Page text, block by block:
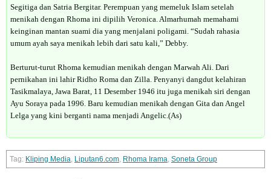
Segitiga dan Satria Bergitar. Perempuan yang memeluk Islam setelah
menikah dengan Rhoma ini dipilih Veronica. Almarhumah memahami
keinginan mantan suami dia yang menjalani poligami. “Sudah rahasia
umum ayah saya menikah lebih dari satu kali,” Debby.
Berturut-turut Rhoma kemudian menikah dengan Marwah Ali. Dari
pernikahan ini lahir Ridho Roma dan Zilla. Penyanyi dangdut kelahiran
Tasikmalaya, Jawa Barat, 11 Desember 1946 itu juga menikah siri dengan
Ayu Soraya pada 1996. Baru kemudian menikah dengan Gita dan Angel
Lelga yang kini berganti nama menjadi Angelic.(As)
Kliping Media, Liputan6.com, Rhoma Irama, Soneta Group